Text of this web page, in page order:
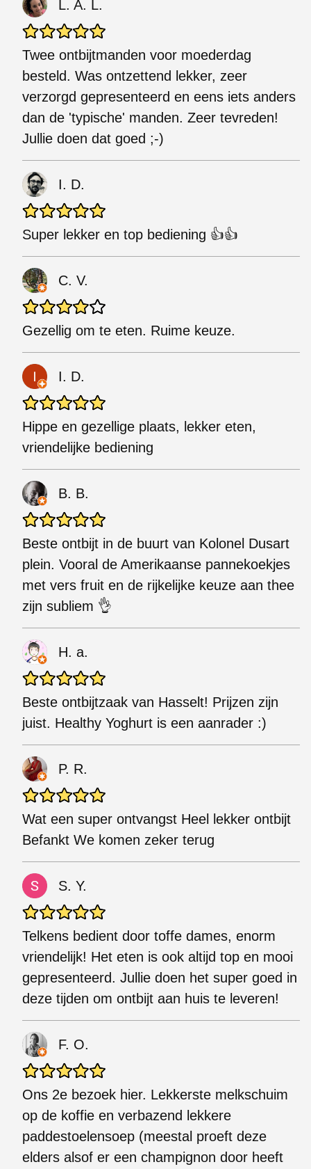
L. A. L.
Twee ontbijtmanden voor moederdag
besteld. Was ontzettend lekker, zeer
verzorgd gepresenteerd en eens iets anders
dan de 'typische' manden. Zeer tevreden!
Jullie doen dat goed ;-)
I. D.
Super lekker en top bediening 👍👍
C. V.
Gezellig om te eten. Ruime keuze.
I. D.
Hippe en gezellige plaats, lekker eten,
vriendelijke bediening
B. B.
Beste ontbijt in de buurt van Kolonel Dusart
plein. Vooral de Amerikaanse pannekoekjes
met vers fruit en de rijkelijke keuze aan thee
zijn subliem 👌
H. a.
Beste ontbijtzaak van Hasselt! Prijzen zijn
juist. Healthy Yoghurt is een aanrader :)
P. R.
Wat een super ontvangst Heel lekker ontbijt
Befankt We komen zeker terug
S. Y.
Telkens bedient door toffe dames, enorm
vriendelijk! Het eten is ook altijd top en mooi
gepresenteerd. Jullie doen het super goed in
deze tijden om ontbijt aan huis te leveren!
F. O.
Ons 2e bezoek hier. Lekkerste melkschuim
op de koffie en verbazend lekkere
paddestoelensoep (meestal proeft deze
elders alsof er een champignon door heeft